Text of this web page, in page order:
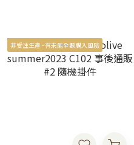
非受注生產 - 有未能全數購入風險